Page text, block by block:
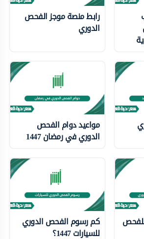
رابط منصة موجز الفحص
الدوري
مواعيد دوام الفحص
الدوري في رمضان 1447
كم رسوم الفحص الدوري
للسيارات 1447؟